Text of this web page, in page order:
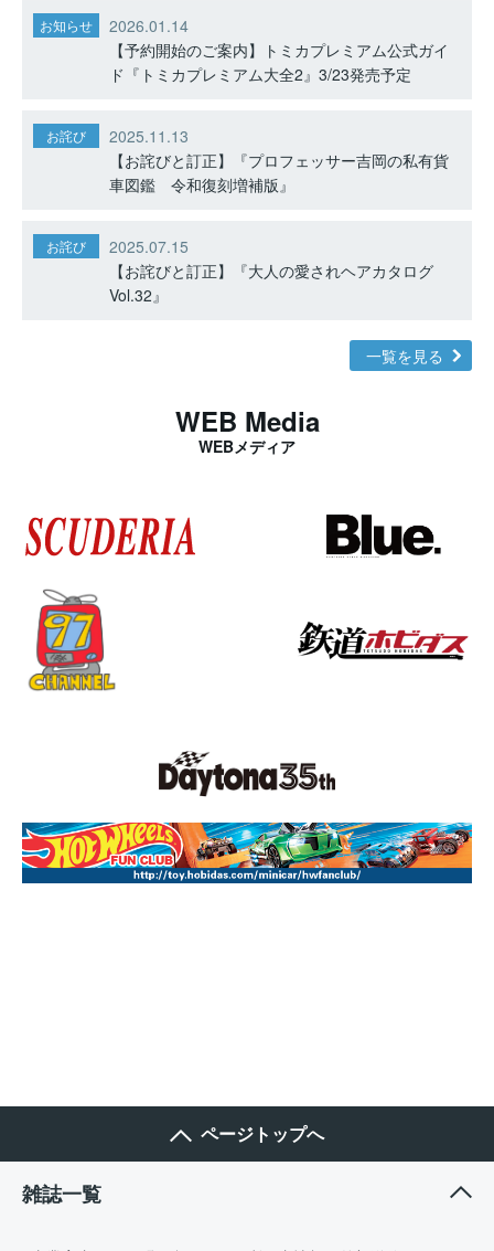
お知らせ
2026.01.14
【予約開始のご案内】トミカプレミアム公式ガイ
ド『トミカプレミアム大全2』3/23発売予定
お詫び
2025.11.13
【お詫びと訂正】『プロフェッサー吉岡の私有貨
車図鑑 令和復刻増補版』
お詫び
2025.07.15
【お詫びと訂正】『大人の愛されヘアカタログ
Vol.32』
一覧を見る
WEB Media
WEBメディア
ページトップへ
雑誌一覧